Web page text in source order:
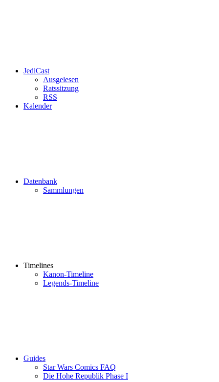
JediCast
Ausgelesen
Ratssitzung
RSS
Kalender
Datenbank
Sammlungen
Timelines
Kanon-Timeline
Legends-Timeline
Guides
Star Wars Comics FAQ
Die Hohe Republik Phase I